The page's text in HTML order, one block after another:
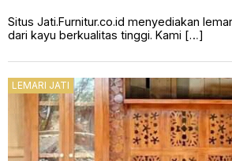
Situs Jati.Furnitur.co.id menyediakan
dari kayu berkualitas tinggi. Kami […]
LEMARI JATI